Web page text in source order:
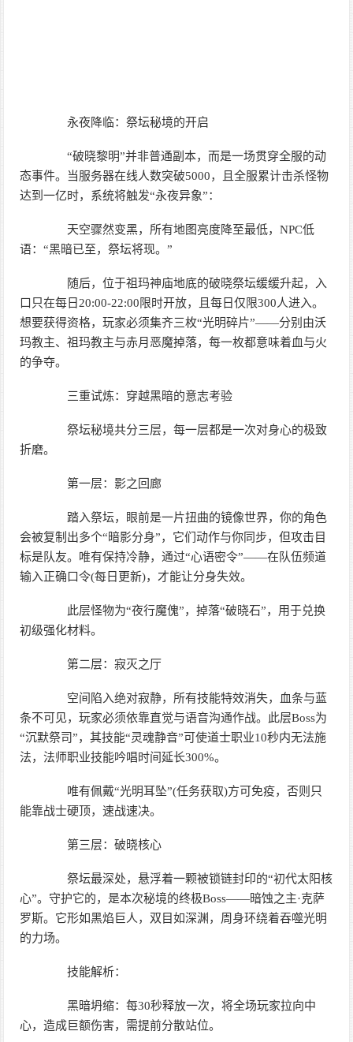
永夜降临：祭坛秘境的开启
“破晓黎明”并非普通副本，而是一场贯穿全服的动
态事件。当服务器在线人数突破5000，且全服累计击杀怪物
达到一亿时，系统将触发“永夜异象”：
天空骤然变黑，所有地图亮度降至最低，NPC低
语：“黑暗已至，祭坛将现。”
随后，位于祖玛神庙地底的破晓祭坛缓缓升起，入
口只在每日20:00-22:00限时开放，且每日仅限300人进入。
想要获得资格，玩家必须集齐三枚“光明碎片”——分别由沃
玛教主、祖玛教主与赤月恶魔掉落，每一枚都意味着血与火
的争夺。
三重试炼：穿越黑暗的意志考验
祭坛秘境共分三层，每一层都是一次对身心的极致
折磨。
第一层：影之回廊
踏入祭坛，眼前是一片扭曲的镜像世界，你的角色
会被复制出多个“暗影分身”，它们动作与你同步，但攻击目
标是队友。唯有保持冷静，通过“心语密令”——在队伍频道
输入正确口令(每日更新)，才能让分身失效。
此层怪物为“夜行魔傀”，掉落“破晓石”，用于兑换
初级强化材料。
第二层：寂灭之厅
空间陷入绝对寂静，所有技能特效消失，血条与蓝
条不可见，玩家必须依靠直觉与语音沟通作战。此层Boss为
“沉默祭司”，其技能“灵魂静音”可使道士职业10秒内无法施
法，法师职业技能吟唱时间延长300%。
唯有佩戴“光明耳坠”(任务获取)方可免疫，否则只
能靠战士硬顶，速战速决。
第三层：破晓核心
祭坛最深处，悬浮着一颗被锁链封印的“初代太阳核
心”。守护它的，是本次秘境的终极Boss——暗蚀之主·克萨
罗斯。它形如黑焰巨人，双目如深渊，周身环绕着吞噬光明
的力场。
技能解析：
黑暗坍缩：每30秒释放一次，将全场玩家拉向中
心，造成巨额伤害，需提前分散站位。